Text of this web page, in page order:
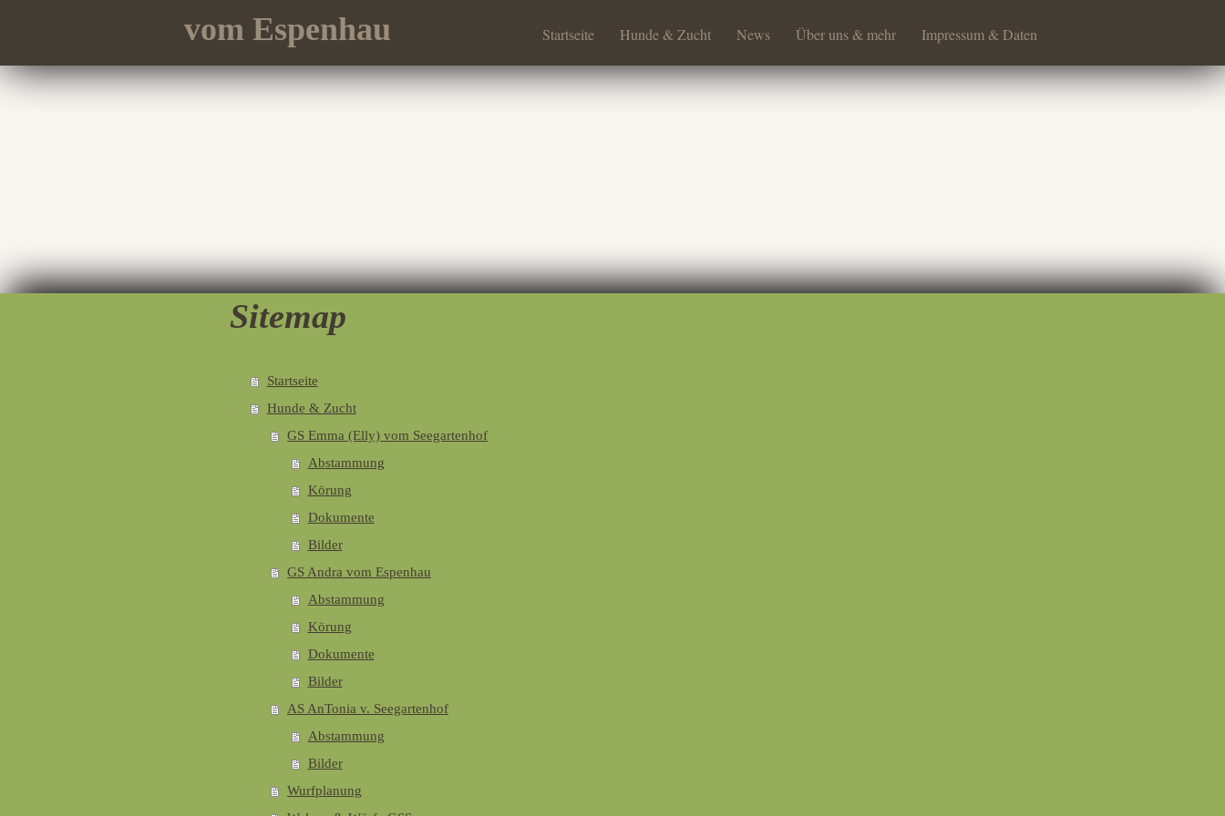
vom Espenhau Startseite Hunde & Zucht News Über uns & mehr Impressum & Daten
Sitemap
Startseite
Hunde & Zucht
GS Emma (Elly) vom Seegartenhof
Abstammung
Körung
Dokumente
Bilder
GS Andra vom Espenhau
Abstammung
Körung
Dokumente
Bilder
AS AnTonia v. Seegartenhof
Abstammung
Bilder
Wurfplanung